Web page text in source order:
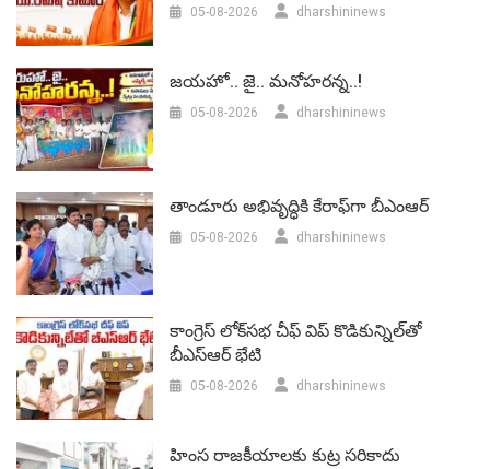
05-08-2026 dharshininews
జయహో.. జై.. మనోహరన్న..!
05-08-2026 dharshininews
తాండూరు అభివృద్ధికి కేరాఫ్‌గా బీఎంఆర్‌
05-08-2026 dharshininews
కాంగ్రెస్ లోక్‌సభ చీఫ్ విప్ కొడికున్నిల్‌తో
బీఎస్‌ఆర్‌ భేటి
05-08-2026 dharshininews
హింస రాజకీయాలకు కుట్ర సరికాదు